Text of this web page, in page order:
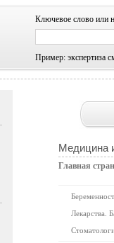
Ключевое слово или
Пример: экспертиза
Медицина
Главная
Лекарства.